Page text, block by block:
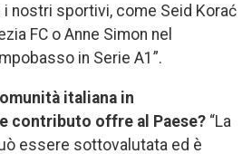
i nostri sportivi, come Seid Korać
FC o Anne Simon nel
in Serie A1”.
italiana in
contributo offre al Paese? “La
essere sottovalutata ed è